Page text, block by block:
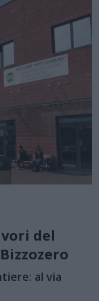
del
al via